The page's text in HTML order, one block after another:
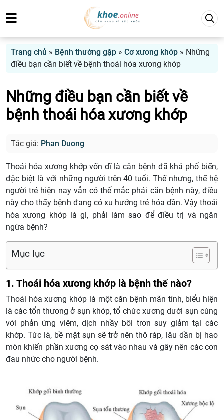
Trang chủ » Bệnh thường gặp » Cơ xương khớp » Những
điều bạn cần biết về bệnh thoái hóa xương khớp
Những điều bạn cần biết về
bệnh thoái hóa xương khớp
Tác giả: Phan Duong
Thoái hóa xương khớp vốn dĩ là căn bệnh đã khá phổ biến,
đặc biệt là với những người trên 40 tuổi. Thế nhưng, thế hệ
người trẻ hiện nay vẫn có thể mắc phải căn bệnh này, điều
này cho thấy bệnh đang có xu hướng trẻ hóa dần. Vậy thoái
hóa xương khớp là gì, phải làm sao để điều trị và ngăn
ngừa bệnh?
Mục lục
1. Thoái hóa xương khớp là bệnh thế nào?
Thoái hóa xương khớp là một căn bệnh mãn tính, biểu hiện
là các tổn thương ở sụn khớp, tổ chức xương dưới sụn cùng
với phản ứng viêm, dịch nhầy bôi trơn suy giảm tại các
khớp. Tức là, bề mặt sụn sẽ trở nên thô ráp, lâu dần bị hao
mòn khiến phần xương cọ sát vào nhau và gây nên các cơn
đau nhức cho người bệnh.